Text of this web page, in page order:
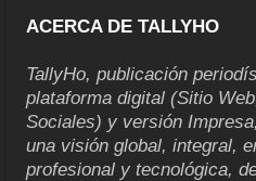
ACERCA DE TALLYHO
TallyHo, publicación
plataforma digital (Sitio
Sociales) y versión
una visión global, integral,
profesional y tecnológica,